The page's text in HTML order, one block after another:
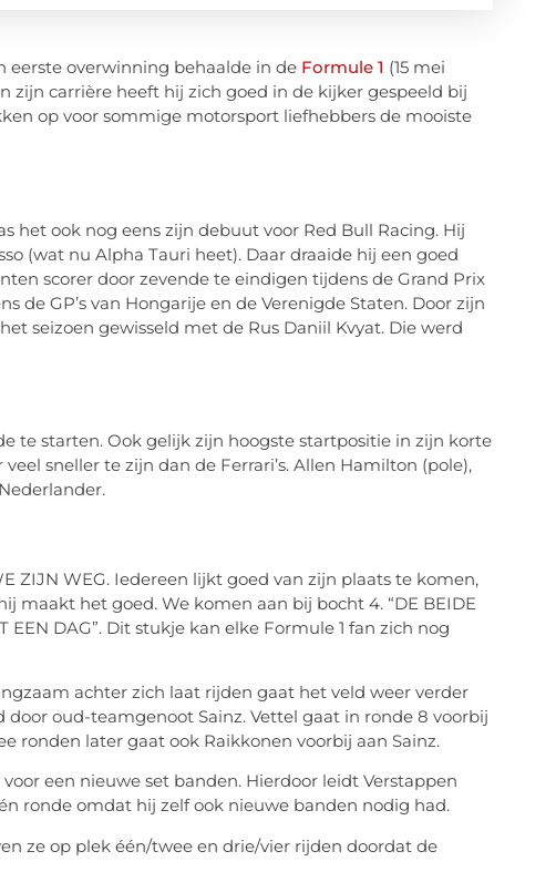
eerste overwinning behaalde in de Formule 1 (15 mei
zijn carrière heeft hij zich goed in de kijker gespeeld bij
op voor sommige motorsport liefhebbers de mooiste
het ook nog eens zijn debuut voor Red Bull Racing. Hij
(wat nu Alpha Tauri heet). Daar draaide hij een goed
scorer door zevende te eindigen tijdens de Grand Prix
de GP’s van Hongarije en de Verenigde Staten. Door zijn
seizoen gewisseld met de Rus Daniil Kvyat. Die werd
te starten. Ook gelijk zijn hoogste startpositie in zijn korte
sneller te zijn dan de Ferrari’s. Allen Hamilton (pole),
ZIJN WEG. Iedereen lijkt goed van zijn plaats te komen,
maakt het goed. We komen aan bij bocht 4. “DE BEIDE
EEN DAG”. Dit stukje kan elke Formule 1 fan zich nog
achter zich laat rijden gaat het veld weer verder
door oud-teamgenoot Sainz. Vettel gaat in ronde 8 voorbij
ronden later gaat ook Raikkonen voorbij aan Sainz.
een nieuwe set banden. Hierdoor leidt Verstappen
ronde omdat hij zelf ook nieuwe banden nodig had.
ze op plek één/twee en drie/vier rijden doordat de